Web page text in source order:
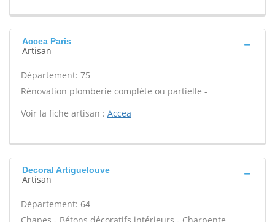
Accea Paris
Artisan
Département: 75
Rénovation plomberie complète ou partielle -
Voir la fiche artisan : Accea
Decoral Artiguelouve
Artisan
Département: 64